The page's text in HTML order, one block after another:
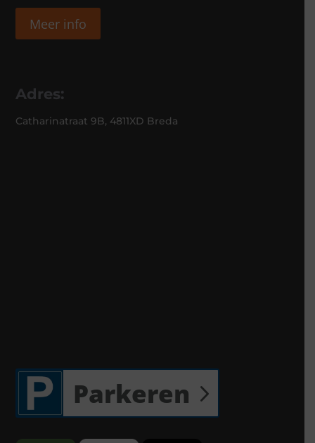
Meer info
Adres:
Catharinatraat 9B, 4811XD Breda
Parkeren